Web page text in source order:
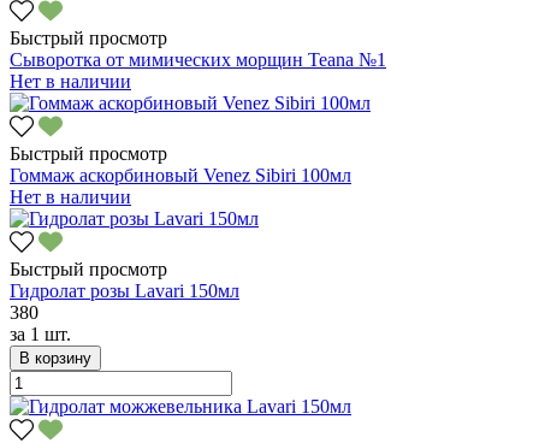
Быстрый просмотр
Сыворотка от мимических морщин Teana №1
Нет в наличии
Быстрый просмотр
Гоммаж аскорбиновый Venez Sibiri 100мл
Нет в наличии
Быстрый просмотр
Гидролат розы Lavari 150мл
380
за 1 шт.
В корзину